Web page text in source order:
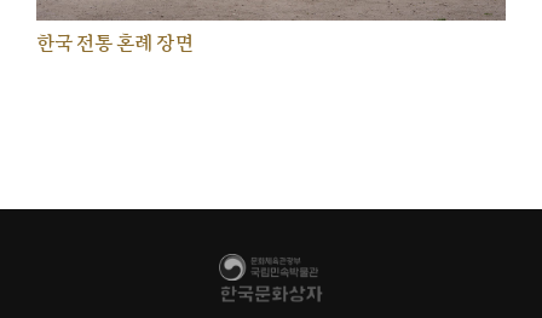
한국 전통 혼례 장면